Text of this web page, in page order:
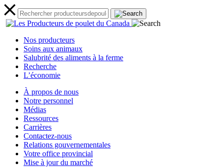
Nos producteurs
Soins aux animaux
Salubrité des aliments à la ferme
Recherche
L’économie
À propos de nous
Notre personnel
Médias
Ressources
Carrières
Contactez-nous
Relations gouvernementales
Votre office provincial
Mise à jour du marché